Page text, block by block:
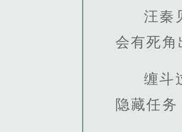
汪秦
会有死角
缠斗
隐藏任